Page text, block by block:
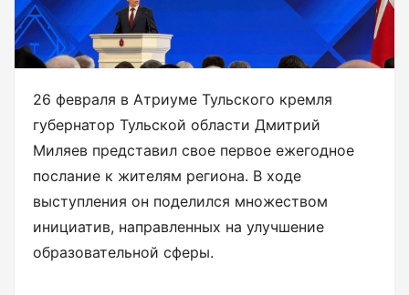
26 февраля в Атриуме Тульского кремля
губернатор Тульской области Дмитрий
Миляев представил свое первое ежегодное
послание к жителям региона. В ходе
выступления он поделился множеством
инициатив, направленных на улучшение
образовательной сферы.